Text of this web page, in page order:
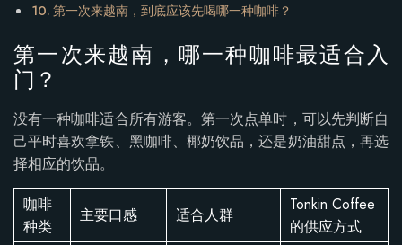
第一次来越南，到底应该先喝哪一种咖啡？
第一次来越南，哪一种咖啡最适合入
门？
没有一种咖啡适合所有游客。第一次点单时，可以先判断自
己平时喜欢拿铁、黑咖啡、椰奶饮品，还是奶油甜点，再选
择相应的饮品。
咖啡
种类
主要口感 适合人群
Tonkin Coffee
的供应方式